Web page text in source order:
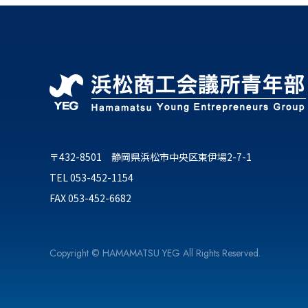
〒432-8501 静岡県浜松市中央区東伊場2-7-1
TEL 053-452-1154
FAX 053-452-6682
Copyright © HAMAMATSU YEG All Rights Reserved.